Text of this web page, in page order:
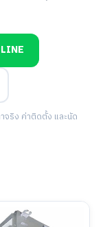
จริง ค่าติดตั้ง และนัด